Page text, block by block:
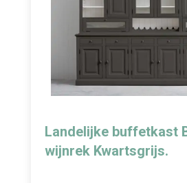
Landelijke buffetkast
wijnrek Kwartsgrijs.